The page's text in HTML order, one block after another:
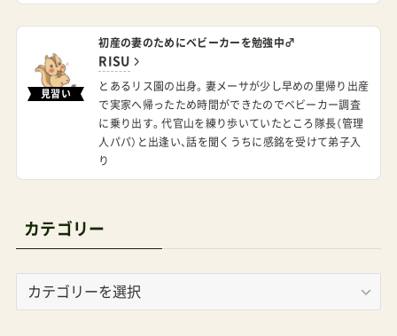
見習い
初産の妻のためにベビーカーを勉強中♂
RISU
とあるリス園の出身。妻メーサが少し早めの里帰り出産
で実家へ帰ったため時間ができたのでベビーカー調査
に乗り出す。代官山を練り歩いていたところ隊長（管理
人パパ）と出逢い、話を聞くうちに感銘を受けて弟子入
り
カテゴリー